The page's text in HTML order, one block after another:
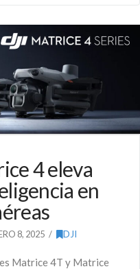
4 eleva
en
8, 2025 DJI
Matrice 4T y Matrice